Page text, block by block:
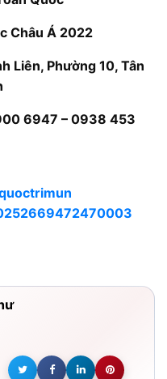
Châu Á 2022
Liên, Phường 10, Tân
6947 – 0938 453